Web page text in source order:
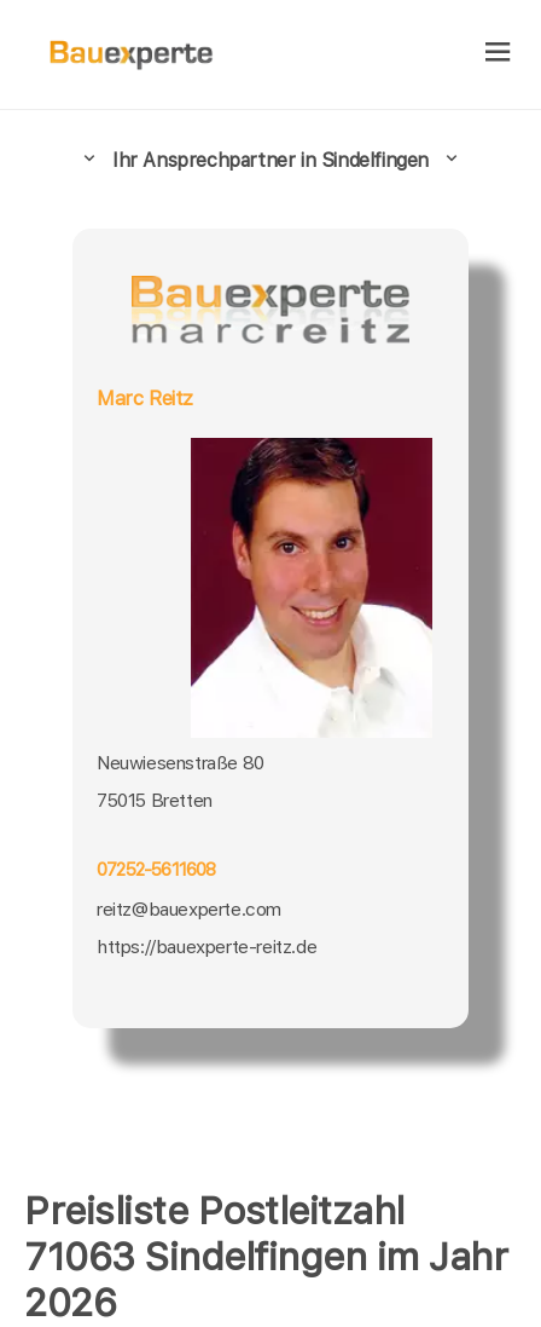
Preisliste Postleitzahl
71063 Sindelfingen im Jahr
2026
Ihr Ansprechpartner in Sindelfingen
Marc Reitz
Neuwiesenstraße 80
75015 Bretten
07252-5611608
reitz@bauexperte.com
https://bauexperte-reitz.de